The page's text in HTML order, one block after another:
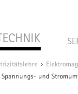
/
Spannungs- und